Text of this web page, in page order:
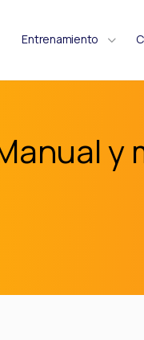
Entrenamiento
y